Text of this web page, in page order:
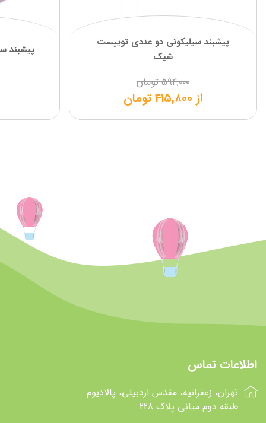
پیشبند سیلیکونی دو عددی توییست
شیک
۵۹۴,۰۰۰ تومان
از ۴۱۵,۸۰۰تومان
پیشبند
اطلاعات تماس
تهران، زعفرانیه، مقدس اردبیلی، پالادیوم
طبقه دوم میانی پلاک 228